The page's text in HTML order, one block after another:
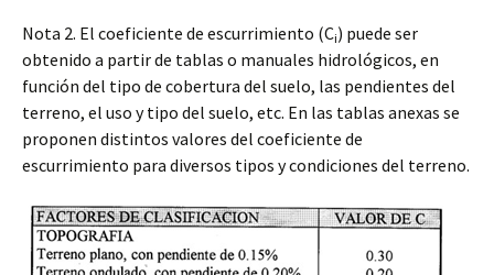
Nota 2. El coeficiente de escurrimiento (Ci) puede ser
obtenido a partir de tablas o manuales hidrológicos, en
función del tipo de cobertura del suelo, las pendientes del
terreno, el uso y tipo del suelo, etc. En las tablas anexas se
proponen distintos valores del coeficiente de
escurrimiento para diversos tipos y condiciones del terreno.